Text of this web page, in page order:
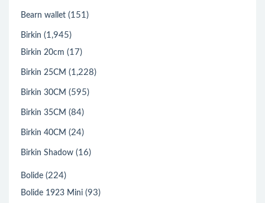
Bearn wallet (151)
Birkin (1,945)
Birkin 20cm (17)
Birkin 25CM (1,228)
Birkin 30CM (595)
Birkin 35CM (84)
Birkin 40CM (24)
Birkin Shadow (16)
Bolide (224)
Bolide 1923 Mini (93)